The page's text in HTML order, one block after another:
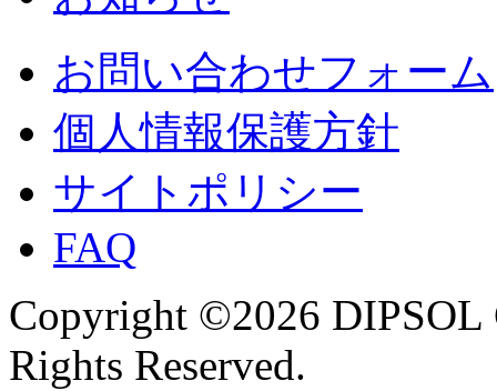
お問い合わせフォーム
個人情報保護方針
サイトポリシー
FAQ
Copyright ©2026
Rights Reserved.